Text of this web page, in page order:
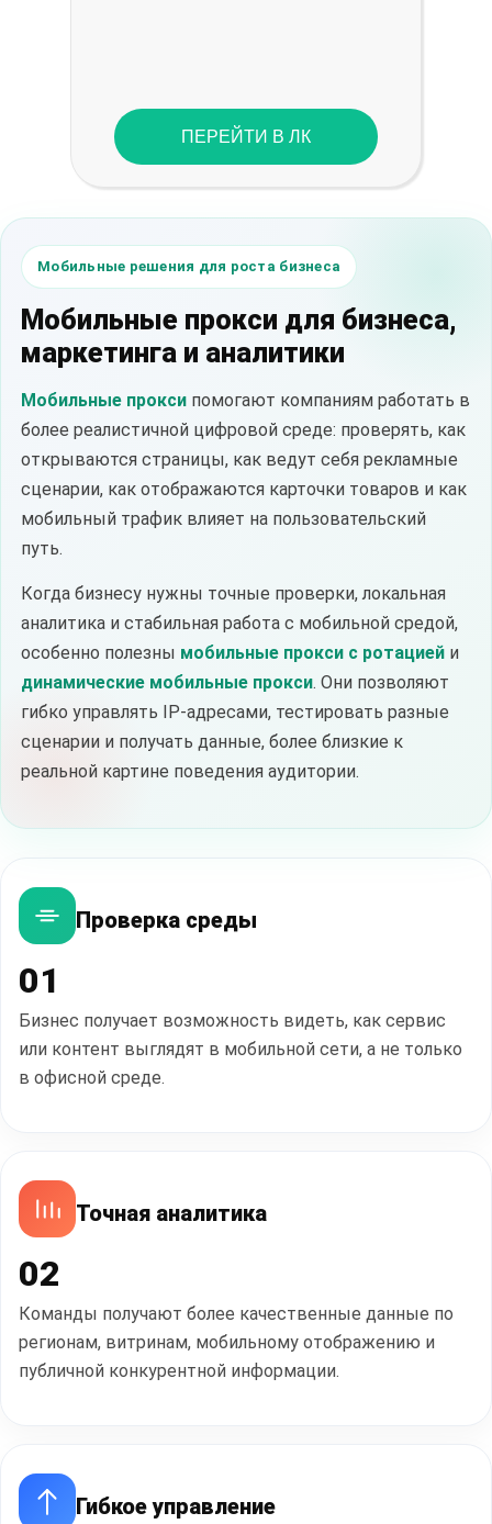
ПЕРЕЙТИ В ЛК
Мобильные решения для роста бизнеса
Мобильные прокси для бизнеса,
маркетинга и аналитики
Мобильные прокси помогают компаниям работать в
более реалистичной цифровой среде: проверять, как
открываются страницы, как ведут себя рекламные
сценарии, как отображаются карточки товаров и как
мобильный трафик влияет на пользовательский
путь.
Когда бизнесу нужны точные проверки, локальная
аналитика и стабильная работа с мобильной средой,
особенно полезны мобильные прокси с ротацией и
динамические мобильные прокси. Они позволяют
гибко управлять IP-адресами, тестировать разные
сценарии и получать данные, более близкие к
реальной картине поведения аудитории.
Проверка среды
01
Бизнес получает возможность видеть, как сервис
или контент выглядят в мобильной сети, а не только
в офисной среде.
Точная аналитика
02
Команды получают более качественные данные по
регионам, витринам, мобильному отображению и
публичной конкурентной информации.
Гибкое управление